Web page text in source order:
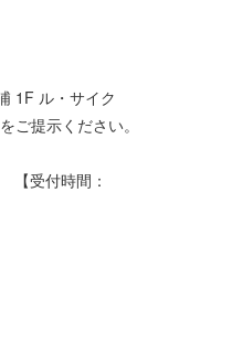
1F ル・サイク
ご提示ください。
【受付時間：